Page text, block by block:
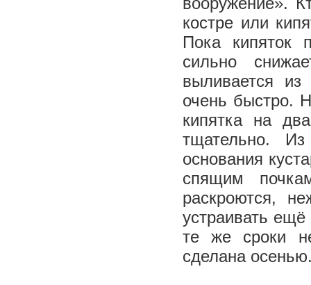
костре или
Пока кипяток
сильно
выливается
очень быстро.
кипятка на
тщательно.
основания
спящим
раскроются,
устраивать ещё
те же сроки
сделана